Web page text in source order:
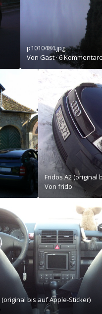
p1010484.jpg
Von Gast ·6 Kommentare
Fridos A2 (original
Von frido
(original bis auf Apple-Sticker)